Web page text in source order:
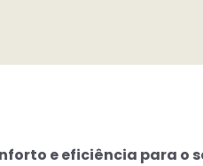
e eficiência para o